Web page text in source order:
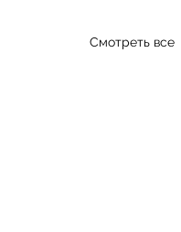
Смотреть все